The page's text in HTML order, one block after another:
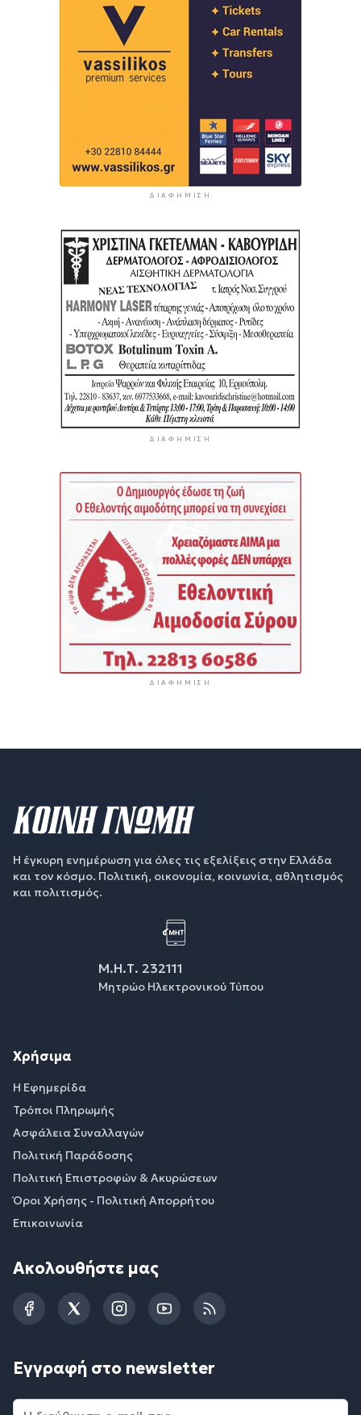
ΔΙΑΦΉΜΙΣΗ
ΔΙΑΦΉΜΙΣΗ
ΔΙΑΦΉΜΙΣΗ
Η έγκυρη ενημέρωση για όλες τις εξελίξεις στην Ελλάδα
και τον κόσμο. Πολιτική, οικονομία, κοινωνία, αθλητισμός
και πολιτισμός.
Μ.Η.Τ. 232111
Μητρώο Ηλεκτρονικού Τύπου
Χρήσιμα
Η Εφημερίδα
Τρόποι Πληρωμής
Ασφάλεια Συναλλαγών
Πολιτική Παράδοσης
Πολιτική Επιστροφών & Ακυρώσεων
Όροι Χρήσης - Πολιτική Απορρήτου
Επικοινωνία
Ακολουθήστε μας
FacebookTwitterInstagramYouTubeRSS
Εγγραφή στο newsletter